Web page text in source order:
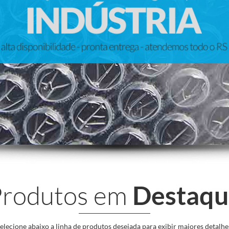
em
abaixo a linha de produtos desejada para exibir maiores